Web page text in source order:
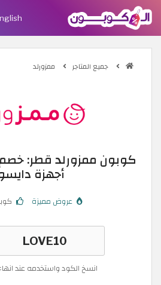
جميع المتاجر ممزورلد
أجهزة
عروض مميزة
انسخ الكود واستخدمه عند